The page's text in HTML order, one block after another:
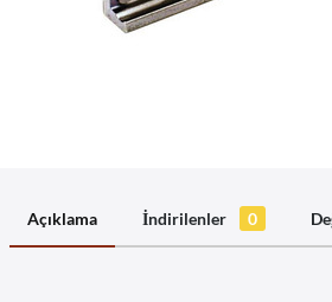
Açıklama İndirilenler 0